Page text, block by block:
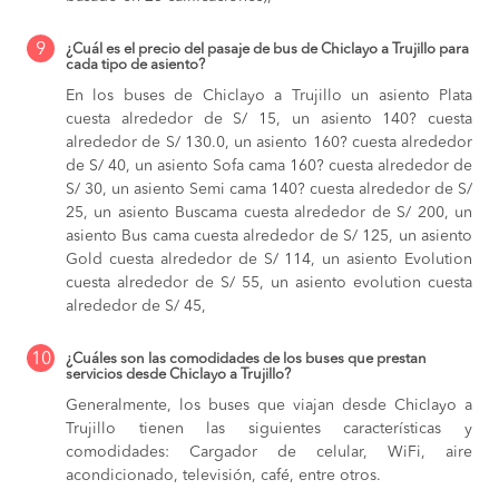
9
¿Cuál es el precio del pasaje de bus de Chiclayo a Trujillo para
cada tipo de asiento?
En los buses de Chiclayo a Trujillo un asiento Plata
cuesta alrededor de S/ 15, un asiento 140? cuesta
alrededor de S/ 130.0, un asiento 160? cuesta alrededor
de S/ 40, un asiento Sofa cama 160? cuesta alrededor de
S/ 30, un asiento Semi cama 140? cuesta alrededor de S/
25, un asiento Buscama cuesta alrededor de S/ 200, un
asiento Bus cama cuesta alrededor de S/ 125, un asiento
Gold cuesta alrededor de S/ 114, un asiento Evolution
cuesta alrededor de S/ 55, un asiento evolution cuesta
alrededor de S/ 45,
10
¿Cuáles son las comodidades de los buses que prestan
servicios desde Chiclayo a Trujillo?
Generalmente, los buses que viajan desde Chiclayo a
Trujillo tienen las siguientes características y
comodidades: Cargador de celular, WiFi, aire
acondicionado, televisión, café, entre otros.